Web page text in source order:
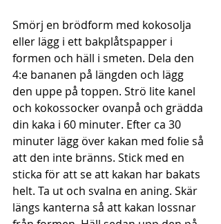
Smörj en brödform med kokosolja
eller lägg i ett bakplåtspapper i
formen och häll i smeten. Dela den
4:e bananen på längden och lägg
den uppe på toppen. Strö lite kanel
och kokossocker ovanpå och grädda
din kaka i 60 minuter. Efter ca 30
minuter lägg över kakan med folie så
att den inte bränns. Stick med en
sticka för att se att kakan har bakats
helt. Ta ut och svalna en aning. Skär
längs kanterna så att kakan lossnar